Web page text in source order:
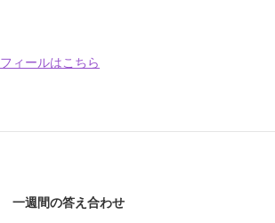
ィールはこちら
一週間の答え合わせ